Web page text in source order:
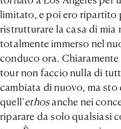
limitato, e poi ero ripartito
ristrutturare la casa di mia
totalmente immerso nel
conduco ora. Chiaramente
tour non faccio nulla di
cambiata di nuovo, ma
quell’ethosanche nei
riparare da solo qualsiasi